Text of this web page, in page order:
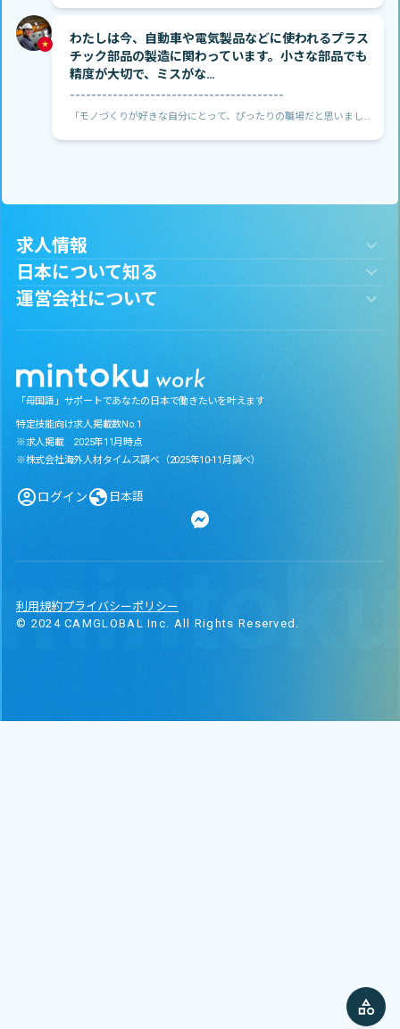
わたしは今、自動車や電気製品などに使われるプラス
チック部品の製造に関わっています。小さな部品でも
精度が大切で、ミスがな…
----------------------------------------
「モノづくりが好きな自分にとって、ぴったりの職場だと思いまし
求人情報
日本について知る
運営会社について
「母国語」サポートであなたの日本で働きたいを叶えます
特定技能向け求人掲載数No.1
※求人掲載 2025年11月時点
※株式会社海外人材タイムス調べ（2025年10-11月調べ）
ログイン 日本語
利用規約プライバシーポリシー
© 2024 CAMGLOBAL Inc. All Rights Reserved.